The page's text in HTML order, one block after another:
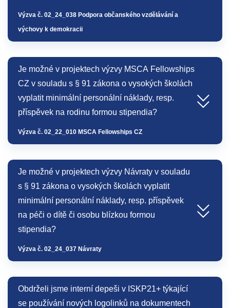
Výzva č. 02_24_038 Podpora občanského vzdělávání a
výchovy k demokracii
Je možné v projektech výzvy MSCA Fellowships
CZ v souladu s § 91 zákona o vysokých školách
vyplatit minimální personální náklady, resp.
příspěvek na rodinu formou stipendia?
Výzva č. 02_22_010 MSCA Fellowships CZ
Je možné v projektech výzvy Návraty v souladu
s § 91 zákona o vysokých školách vyplatit
minimální personální náklady, resp. příspěvek
na péči o dítě či osobu blízkou formou
stipendia?
Výzva č. 02_24_037 Návraty
Obdrželi jsme interní depeši v ISKP21+ týkající
se používání nových logolinků na dokumentech